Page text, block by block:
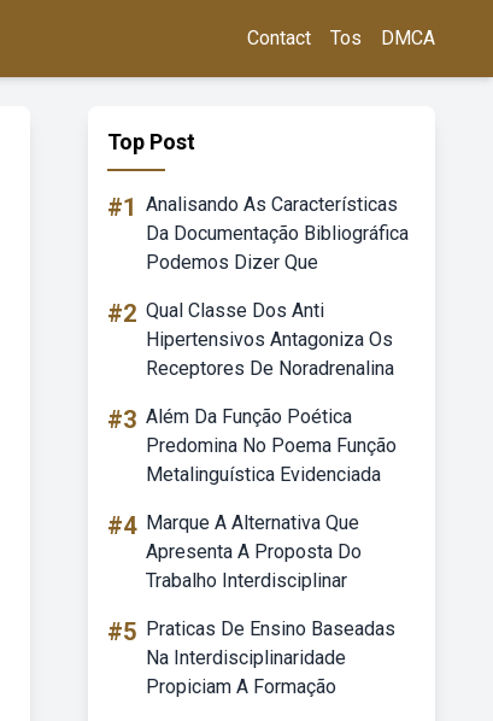
Contact Tos DMCA
Top Post
#1 Analisando As Características
Da Documentação Bibliográfica
Podemos Dizer Que
#2 Qual Classe Dos Anti
Hipertensivos Antagoniza Os
Receptores De Noradrenalina
#3 Além Da Função Poética
Predomina No Poema Função
Metalinguística Evidenciada
#4 Marque A Alternativa Que
Apresenta A Proposta Do
Trabalho Interdisciplinar
#5 Praticas De Ensino Baseadas
Na Interdisciplinaridade
Propiciam A Formação